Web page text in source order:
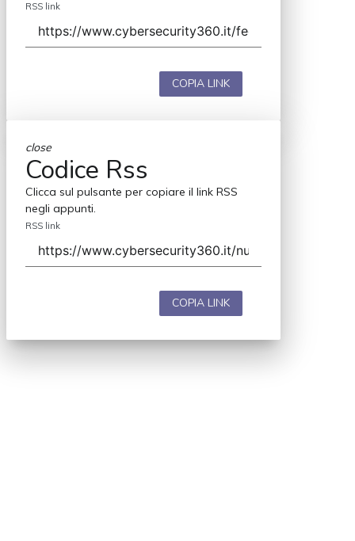
RSS link
COPIA LINK
close
Codice Rss
Clicca sul pulsante per copiare il link RSS
negli appunti.
RSS link
COPIA LINK